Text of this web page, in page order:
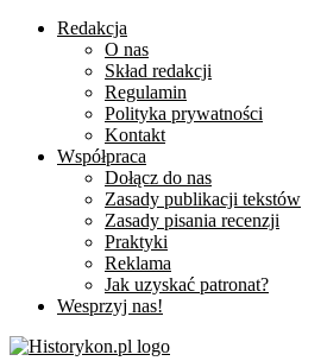
Redakcja
O nas
Skład redakcji
Regulamin
Polityka prywatności
Kontakt
Współpraca
Dołącz do nas
Zasady publikacji tekstów
Zasady pisania recenzji
Praktyki
Reklama
Jak uzyskać patronat?
Wesprzyj nas!